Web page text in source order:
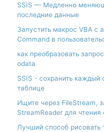
SSIS — Медленно
последние данные
Запустить макрос VBA с
Command в
как преобразовать
odata
SSIS - сохранить каждый
таблице
Ищите через FileStream,
StreamReader для чтения
Лучший способ рисовать